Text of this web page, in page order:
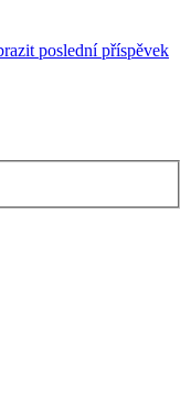
poslední příspěvek